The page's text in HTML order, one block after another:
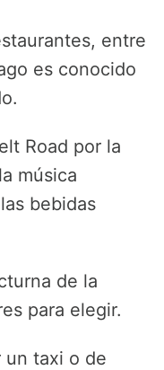
entre
es conocido
Road por la
música
bebidas
de la
para elegir.
un taxi o de